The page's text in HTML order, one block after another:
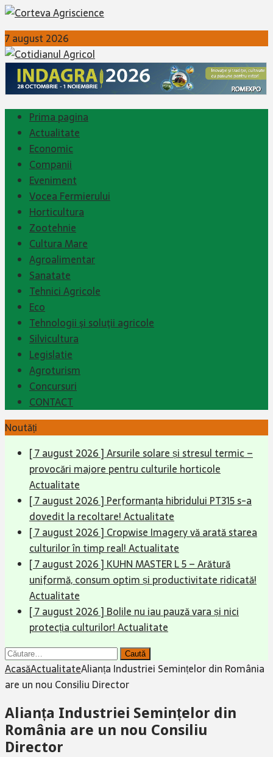
7 august 2026
Prima pagina
Actualitate
Economic
Companii
Eveniment
Vocea Fermierului
Horticultura
Zootehnie
Cultura Mare
Agroalimentar
Sanatate
Tehnici Agricole
Eco
Tehnologii şi soluţii agricole
Silvicultura
Legislatie
Agroturism
Concursuri
CONTACT
Noutăți
[ 7 august 2026 ]Arsurile solare și stresul termic –
provocări majore pentru culturile horticole
Actualitate
[ 7 august 2026 ] Performanța hibridului PT315 s-a
dovedit la recoltare!Actualitate
[ 7 august 2026 ] Cropwise Imagery vă arată starea
culturilor în timp real!Actualitate
[ 7 august 2026 ] KUHN MASTER L 5 – Arătură
uniformă, consum optim și productivitate ridicată!
Actualitate
[ 7 august 2026 ] Bolile nu iau pauză vara și nici
protecția culturilor!Actualitate
Caută
după:
AcasăActualitateAlianța Industriei Semințelor din România
are un nou Consiliu Director
Alianța Industriei Semințelor din
România are un nou Consiliu
Director